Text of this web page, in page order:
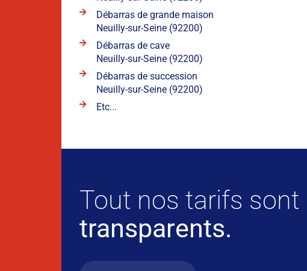
Débarras de grande maison
Neuilly-sur-Seine (92200)
Débarras de cave
Neuilly-sur-Seine (92200)
Débarras de succession
Neuilly-sur-Seine (92200)
Etc...
Tout nos tarifs sont
transparents.